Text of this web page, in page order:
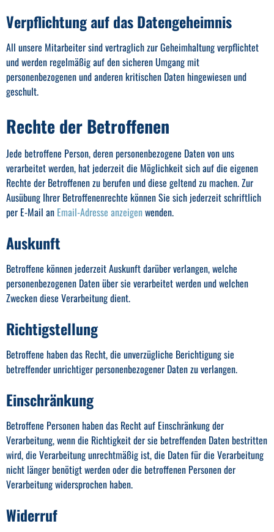
Verpflichtung auf das Datengeheimnis
All unsere Mitarbeiter sind vertraglich zur Geheimhaltung verpflichtet
und werden regelmäßig auf den sicheren Umgang mit
personenbezogenen und anderen kritischen Daten hingewiesen und
geschult.
Rechte der Betroffenen
Jede betroffene Person, deren personenbezogene Daten von uns
verarbeitet werden, hat jederzeit die Möglichkeit sich auf die eigenen
Rechte der Betroffenen zu berufen und diese geltend zu machen. Zur
Ausübung Ihrer Betroffenenrechte können Sie sich jederzeit schriftlich
per E-Mail an Email-Adresse anzeigenwenden.
Auskunft
Betroffene können jederzeit Auskunft darüber verlangen, welche
personenbezogenen Daten über sie verarbeitet werden und welchen
Zwecken diese Verarbeitung dient.
Richtigstellung
Betroffene haben das Recht, die unverzügliche Berichtigung sie
betreffender unrichtiger personenbezogener Daten zu verlangen.
Einschränkung
Betroffene Personen haben das Recht auf Einschränkung der
Verarbeitung, wenn die Richtigkeit der sie betreffenden Daten bestritten
wird, die Verarbeitung unrechtmäßig ist, die Daten für die Verarbeitung
nicht länger benötigt werden oder die betroffenen Personen der
Verarbeitung widersprochen haben.
Widerruf